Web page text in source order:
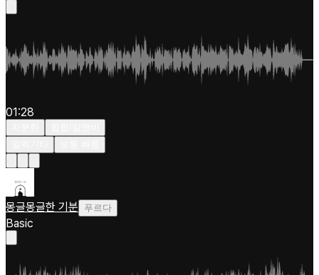
01:28
몽글몽글한 기분 푸르다
Basic